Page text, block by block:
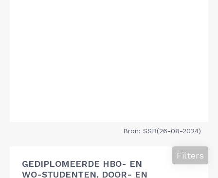
Bron: SSB(26-08-2024)
GEDIPLOMEERDE HBO- EN
WO-STUDENTEN, DOOR- EN
Filters